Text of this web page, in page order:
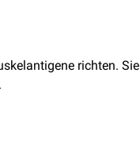
richten. Sie